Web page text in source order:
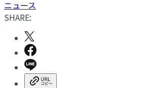
ニュース
SHARE: